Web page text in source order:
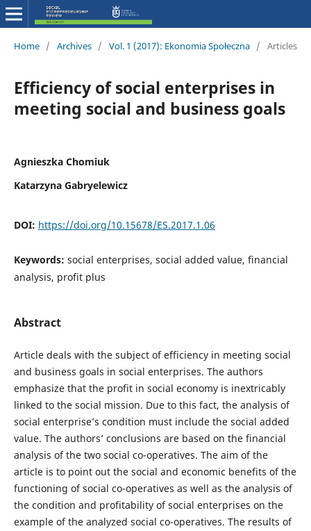
Home / Archives / Vol. 1 (2017): Ekonomia Społeczna / Articles
Efficiency of social enterprises in
meeting social and business goals
Agnieszka Chomiuk
Katarzyna Gabryelewicz
DOI: https://doi.org/10.15678/ES.2017.1.06
Keywords: social enterprises, social added value, financial
analysis, profit plus
Abstract
Article deals with the subject of efficiency in meeting social
and business goals in social enterprises. The authors
emphasize that the profit in social economy is inextricably
linked to the social mission. Due to this fact, the analysis of
social enterprise’s condition must include the social added
value. The authors’ conclusions are based on the financial
analysis of the two social co-operatives. The aim of the
article is to point out the social and economic benefits of the
functioning of social co-operatives as well as the analysis of
the condition and profitability of social enterprises on the
example of the analyzed social co-operatives. The results of